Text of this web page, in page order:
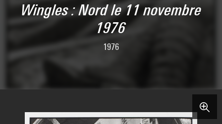
Wingles : Nord le 11 novembre
1976
1976